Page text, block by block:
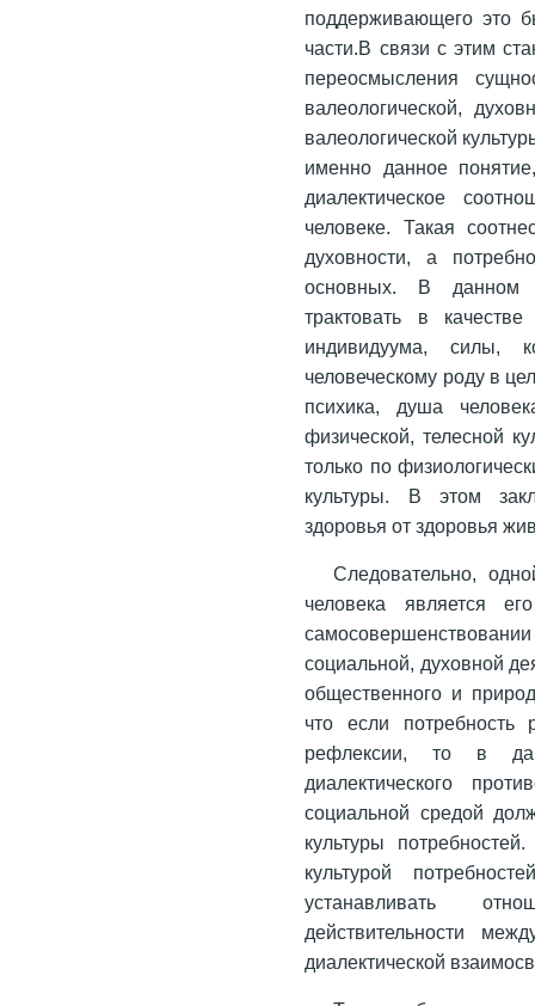
поддерживающего это
части.В связи с этим
переосмысления
валеологической,
валеологической
именно данное
диалектическое
человеке. Такая
духовности, а
основных. В данном
трактовать в
индивидуума, силы,
человеческому роду в
психика, душа
физической, телесной
только по
культуры. В этом
здоровья от здоровья
Следовательно,
человека является
социальной, духовной
общественного и
что если потребность
рефлексии, то в
диалектического
социальной средой
культуры
культурой
устанавливать
действительности
диалектической